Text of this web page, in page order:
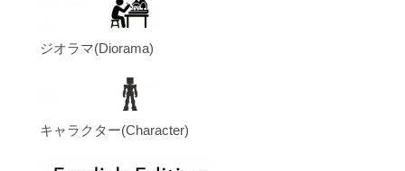
ジオラマ(Diorama)
キャラクター(Character)